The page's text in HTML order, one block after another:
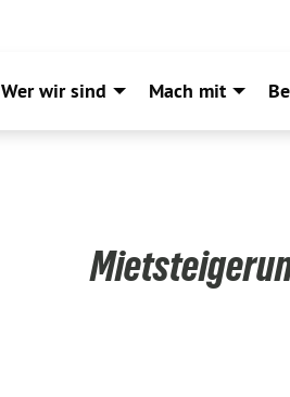
Wer wir sind Mach mit